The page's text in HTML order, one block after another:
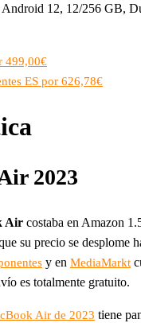
12, 12/256 GB,
499,00€
ES por 626,78€
2023
Air costaba en Amazon
su precio se desplome
y en MediaMarkt
es totalmente gratuito.
Air de 2023 tiene